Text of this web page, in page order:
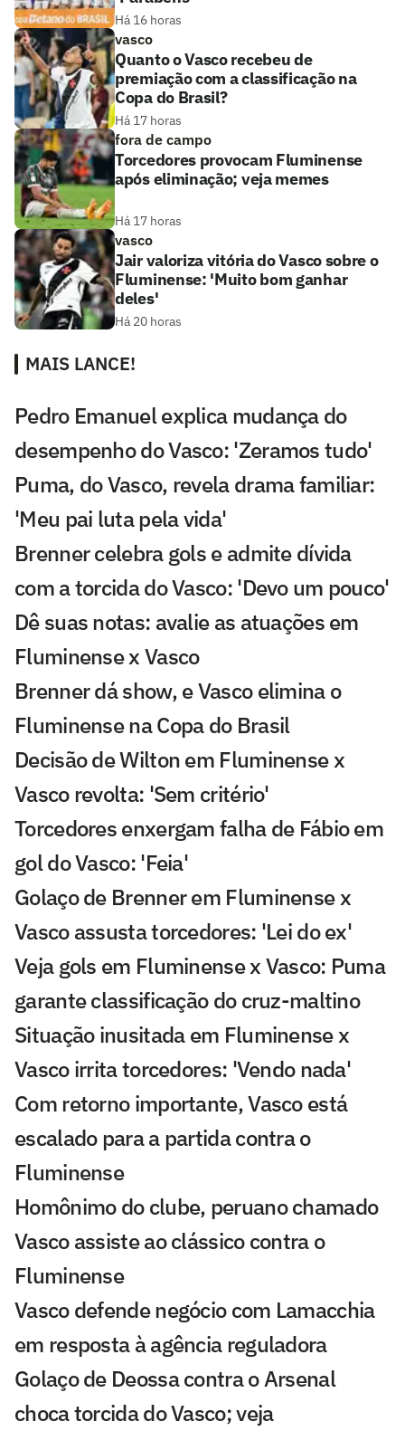
Há 16 horas
vasco
Quanto o Vasco recebeu de
premiação com a classificação na
Copa do Brasil?
Há 17 horas
fora de campo
Torcedores provocam Fluminense
após eliminação; veja memes
Há 17 horas
vasco
Jair valoriza vitória do Vasco sobre o
Fluminense: 'Muito bom ganhar
deles'
Há 20 horas
MAIS LANCE!
Pedro Emanuel explica mudança do
desempenho do Vasco: 'Zeramos tudo'
Puma, do Vasco, revela drama familiar:
'Meu pai luta pela vida'
Brenner celebra gols e admite dívida
com a torcida do Vasco: 'Devo um pouco'
Dê suas notas: avalie as atuações em
Fluminense x Vasco
Brenner dá show, e Vasco elimina o
Fluminense na Copa do Brasil
Decisão de Wilton em Fluminense x
Vasco revolta: 'Sem critério'
Torcedores enxergam falha de Fábio em
gol do Vasco: 'Feia'
Golaço de Brenner em Fluminense x
Vasco assusta torcedores: 'Lei do ex'
Veja gols em Fluminense x Vasco: Puma
garante classificação do cruz-maltino
Situação inusitada em Fluminense x
Vasco irrita torcedores: 'Vendo nada'
Com retorno importante, Vasco está
escalado para a partida contra o
Fluminense
Homônimo do clube, peruano chamado
Vasco assiste ao clássico contra o
Fluminense
Vasco defende negócio com Lamacchia
em resposta à agência reguladora
Golaço de Deossa contra o Arsenal
choca torcida do Vasco; veja